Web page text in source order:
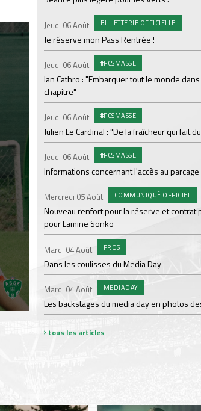
Jeudi 06 Août BILLETTERIE OFFICIELLE
Je réserve mon Pass Rentrée !
Jeudi 06 Août #FCSMASSE
Ian Cathro : "Embarquer tout le monde
chapitre"
Jeudi 06 Août #FCSMASSE
Julien Le Cardinal : "De la fraîcheur qui fait
Jeudi 06 Août #FCSMASSE
Informations concernant l'accès au parcage
Mercredi 05 Août COMMUNIQUÉ OFFICIEL
Nouveau renfort pour la réserve et contrat
pour Lamine Sonko
Mardi 04 Août PROS
Dans les coulisses du Media Day
Mardi 04 Août MEDIADAY
Les backstages du media day en photos
tous les articles